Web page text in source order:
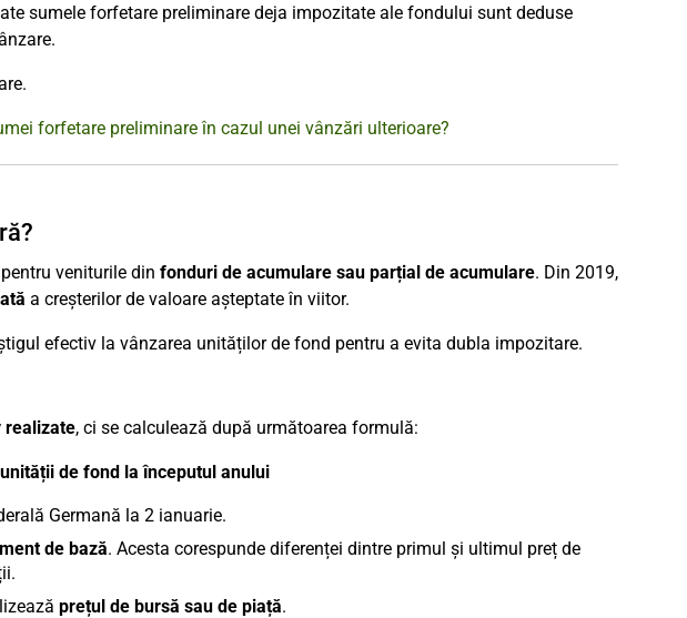
sumele forfetare preliminare deja impozitate ale fondului sunt deduse
forfetare preliminare în cazul unei vânzări ulterioare?
veniturile din fonduri de acumulare sau parțial de acumulare. Din 2019,
a creșterilor de valoare așteptate în viitor.
efectiv la vânzarea unităților de fond pentru a evita dubla impozitare.
realizate, ci se calculează după următoarea formulă:
de fond la începutul anului
Germană la 2 ianuarie.
de bază. Acesta corespunde diferenței dintre primul și ultimul preț de
prețul de bursă sau de piață.